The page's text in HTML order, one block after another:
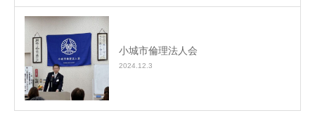
小城市倫理法人会
2024.12.3